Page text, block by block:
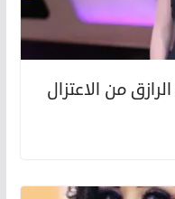
من الاعتزال